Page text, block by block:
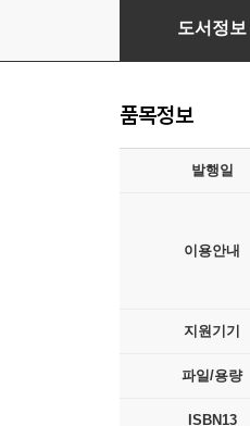
야밤에 읽는 만
도서정보
품목정보
발행일
이용안내
지원기기
파일/용량
ISBN13